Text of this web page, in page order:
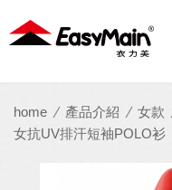
衣
力
美
實home 產品介紹 女款
女抗UV排汗短袖POLO衫